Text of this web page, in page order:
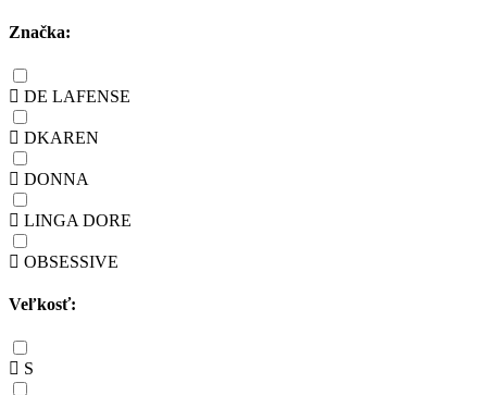
Značka:
DE LAFENSE
DKAREN
DONNA
LINGA DORE
OBSESSIVE
Veľkosť:
S